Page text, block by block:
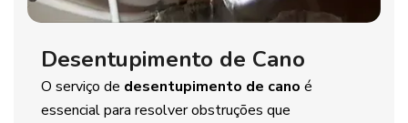
Desentupimento de Cano
O serviço de desentupimento de cano é
essencial para resolver obstruções que